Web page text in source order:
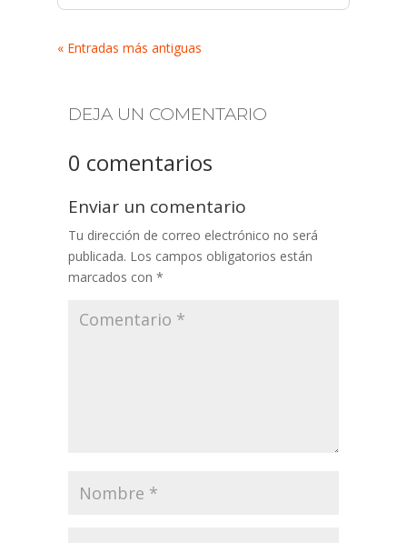
« Entradas más antiguas
DEJA UN COMENTARIO
0 comentarios
Enviar un comentario
Tu dirección de correo electrónico no será
publicada. Los campos obligatorios están
marcados con *